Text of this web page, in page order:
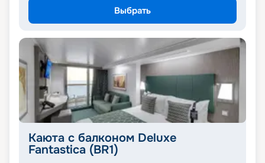
Выбрать
Каюта с балконом Deluxe
Fantastica (BR1)